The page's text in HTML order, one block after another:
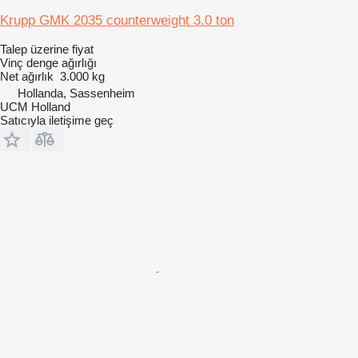
Krupp GMK 2035 counterweight 3.0 ton
Talep üzerine fiyat
Vinç denge ağırlığı
Net ağırlık 3.000 kg
Hollanda, Sassenheim
UCM Holland
Satıcıyla iletişime geç